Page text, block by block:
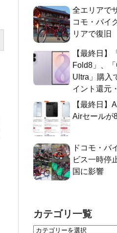
全エリアで
コモ・バイ
リアで復旧
【最終日】
Fold8」、
Ultra」購入
イント還元
【最終日】
Airセールが
ドコモ・バ
ビス一時停
国に影響
カテゴリ一覧